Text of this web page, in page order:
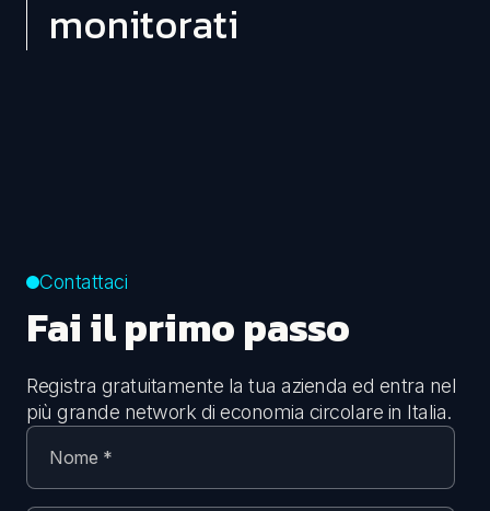
monitorati
Contattaci
Fai il primo passo
Registra gratuitamente la tua azienda ed entra nel
più grande network di economia circolare in Italia.